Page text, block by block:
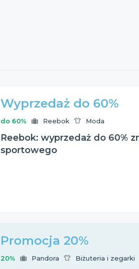
Wyprzedaż do 60%
do 60% Reebok Moda
Reebok: wyprzedaż do 60%
sportowego
Promocja 20%
20% Pandora Biżuteria i zegarki